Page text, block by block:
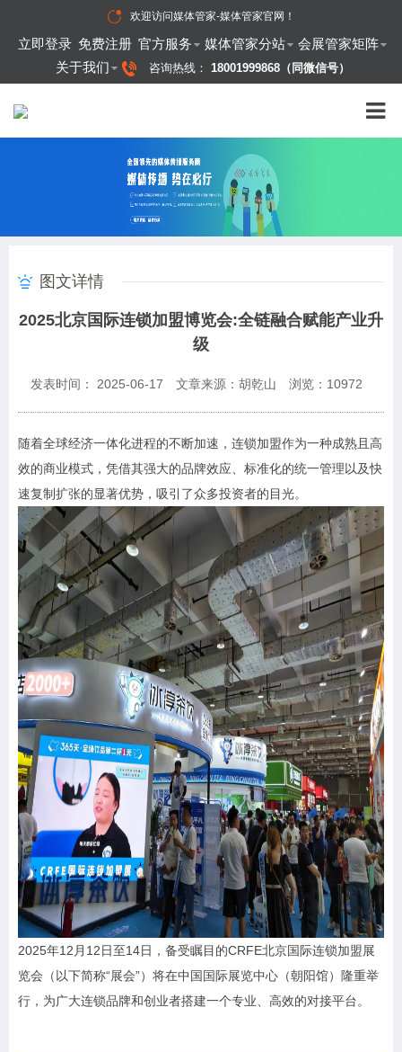
欢迎访问媒体管家-媒体管家官网 ！
立即登录 免费注册 官方服务 媒体管家分站
会展管家矩阵
关于我们
咨询热线： 18001999868（同微信号）
图文详情
2025北京国际连锁加盟博览会:全链融合赋能产业升
级
发表时间： 2025-06-17 文章来源：胡乾山 浏览： 10972
随着全球经济一体化进程的不断加速，连锁加盟作为一种成熟且高
效的商业模式，凭借其强大的品牌效应、标准化的统一管理以及快
速复制扩张的显著优势，吸引了众多投资者的目光。
2025年12月12日至14日，备受瞩目的CRFE北京国际连锁加盟展
览会（以下简称“展会”）将在中国国际展览中心（朝阳馆）隆重举
行，为广大连锁品牌和创业者搭建一个专业、高效的对接平台。